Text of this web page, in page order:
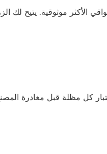
للغاية المكونة من 3 أقسام هي المأوى الواقي الأكثر
اختبار كل مظلة قبل مغادرة